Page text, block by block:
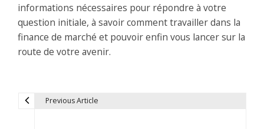
informations nécessaires pour répondre à votre
question initiale, à savoir comment travailler dans la
finance de marché et pouvoir enfin vous lancer sur la
route de votre avenir.
Previous Article